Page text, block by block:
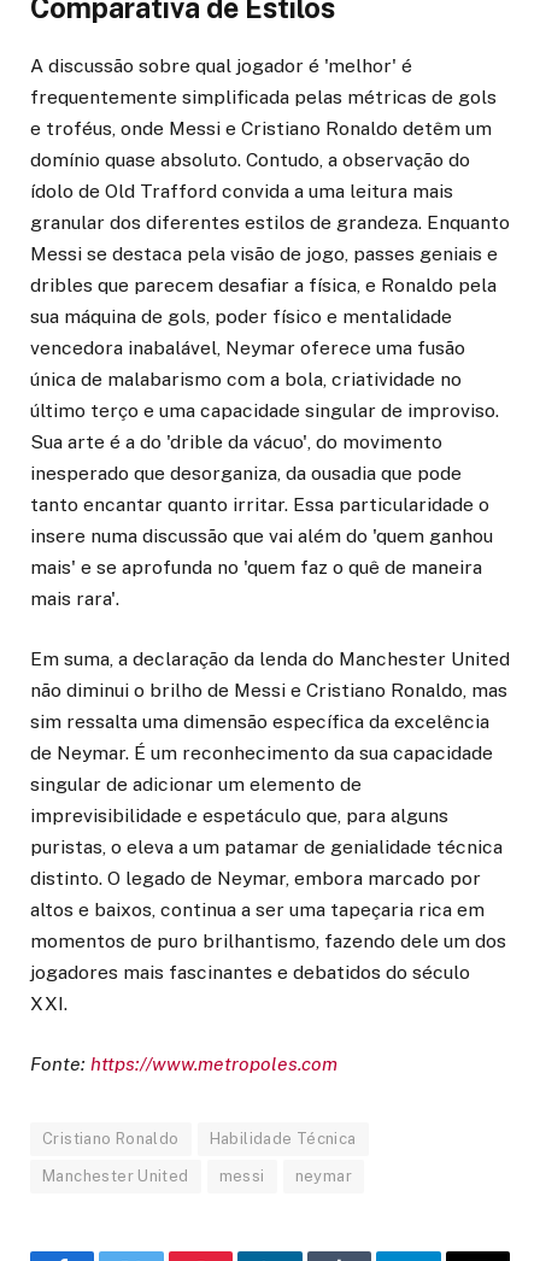
Comparativa de Estilos
A discussão sobre qual jogador é 'melhor' é
frequentemente simplificada pelas métricas de gols
e troféus, onde Messi e Cristiano Ronaldo detêm um
domínio quase absoluto. Contudo, a observação do
ídolo de Old Trafford convida a uma leitura mais
granular dos diferentes estilos de grandeza. Enquanto
Messi se destaca pela visão de jogo, passes geniais e
dribles que parecem desafiar a física, e Ronaldo pela
sua máquina de gols, poder físico e mentalidade
vencedora inabalável, Neymar oferece uma fusão
única de malabarismo com a bola, criatividade no
último terço e uma capacidade singular de improviso.
Sua arte é a do 'drible da vácuo', do movimento
inesperado que desorganiza, da ousadia que pode
tanto encantar quanto irritar. Essa particularidade o
insere numa discussão que vai além do 'quem ganhou
mais' e se aprofunda no 'quem faz o quê de maneira
mais rara'.
Em suma, a declaração da lenda do Manchester United
não diminui o brilho de Messi e Cristiano Ronaldo, mas
sim ressalta uma dimensão específica da excelência
de Neymar. É um reconhecimento da sua capacidade
singular de adicionar um elemento de
imprevisibilidade e espetáculo que, para alguns
puristas, o eleva a um patamar de genialidade técnica
distinto. O legado de Neymar, embora marcado por
altos e baixos, continua a ser uma tapeçaria rica em
momentos de puro brilhantismo, fazendo dele um dos
jogadores mais fascinantes e debatidos do século
XXI.
Fonte: https://www.metropoles.com
Cristiano Ronaldo Habilidade Técnica
Manchester United messi neymar